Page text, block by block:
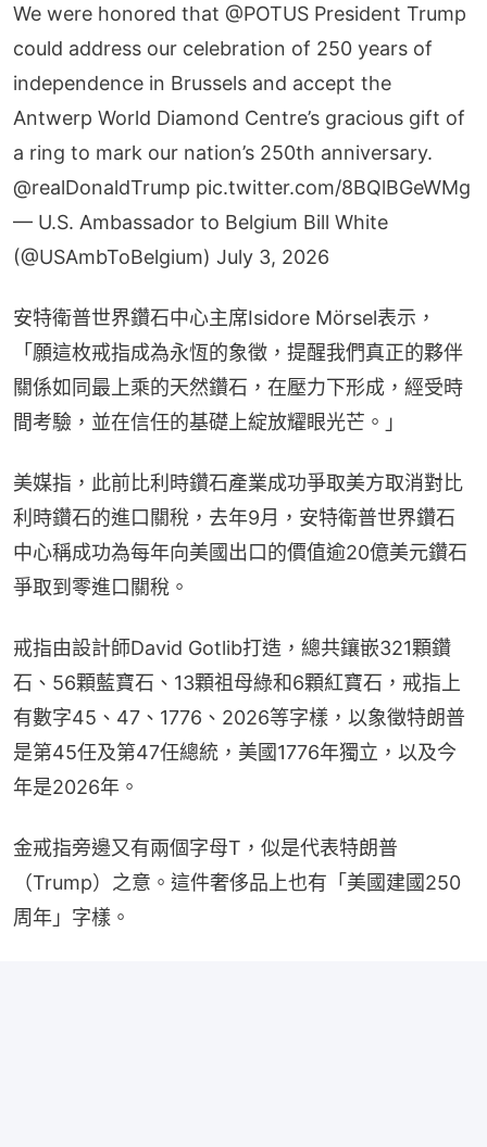
We were honored that @POTUS President Trump
could address our celebration of 250 years of
independence in Brussels and accept the
Antwerp World Diamond Centre’s gracious gift of
a ring to mark our nation’s 250th anniversary.
@realDonaldTrump pic.twitter.com/8BQlBGeWMg
— U.S. Ambassador to Belgium Bill White
(@USAmbToBelgium) July 3, 2026
安特衛普世界鑽石中心主席Isidore Mörsel表示，
「願這枚戒指成為永恆的象徵，提醒我們真正的夥伴
關係如同最上乘的天然鑽石，在壓力下形成，經受時
間考驗，並在信任的基礎上綻放耀眼光芒。」
美媒指，此前比利時鑽石產業成功爭取美方取消對比
利時鑽石的進口關稅，去年9月，安特衛普世界鑽石
中心稱成功為每年向美國出口的價值逾20億美元鑽石
爭取到零進口關稅。
戒指由設計師David Gotlib打造，總共鑲嵌321顆鑽
石、56顆藍寶石、13顆祖母綠和6顆紅寶石，戒指上
有數字45、47、1776、2026等字樣，以象徵特朗普
是第45任及第47任總統，美國1776年獨立，以及今
年是2026年。
金戒指旁邊又有兩個字母T，似是代表特朗普
（Trump）之意。這件奢侈品上也有「美國建國250
周年」字樣。